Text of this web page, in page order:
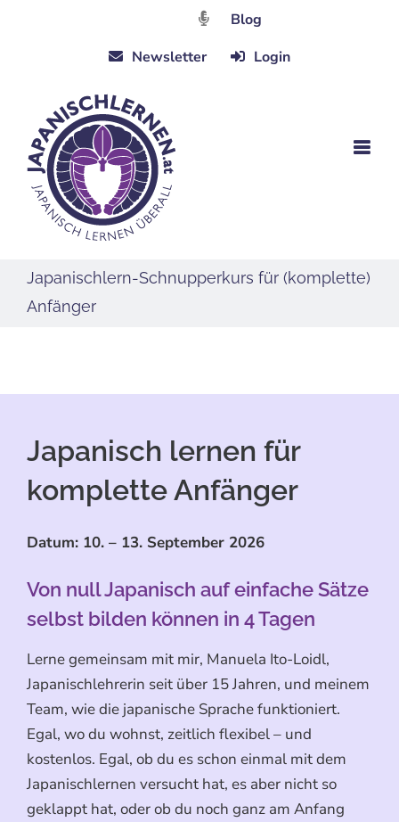
Blog
Newsletter
Login
Japanischlern-Schnupperkurs für (komplette)
Anfänger
Japanisch lernen für
komplette Anfänger
Datum: 10. – 13. September 2026
Von null Japanisch auf einfache Sätze
selbst bilden können in 4 Tagen
Lerne gemeinsam mit mir, Manuela Ito-Loidl,
Japanischlehrerin seit über 15 Jahren, und meinem
Team, wie die japanische Sprache funktioniert.
Egal, wo du wohnst, zeitlich flexibel – und
kostenlos. Egal, ob du es schon einmal mit dem
Japanischlernen versucht hat, es aber nicht so
geklappt hat, oder ob du noch ganz am Anfang